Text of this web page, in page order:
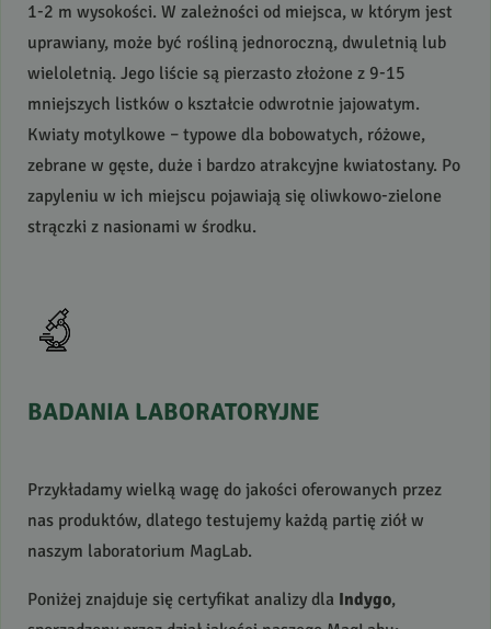
1-2 m wysokości. W zależności od miejsca, w którym jest
uprawiany, może być rośliną jednoroczną, dwuletnią lub
wieloletnią. Jego liście są pierzasto złożone z 9-15
mniejszych listków o kształcie odwrotnie jajowatym.
Kwiaty motylkowe – typowe dla bobowatych, różowe,
zebrane w gęste, duże i bardzo atrakcyjne kwiatostany. Po
zapyleniu w ich miejscu pojawiają się oliwkowo-zielone
strączki z nasionami w środku.
BADANIA LABORATORYJNE
Przykładamy wielką wagę do jakości oferowanych przez
nas produktów, dlatego testujemy każdą partię ziół w
naszym laboratorium MagLab.
Poniżej znajduje się certyfikat analizy dla Indygo,